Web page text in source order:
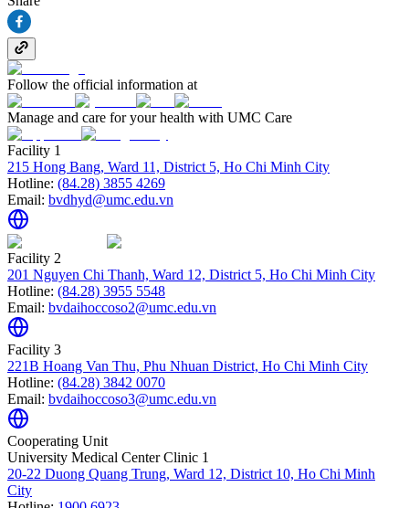
Follow the official information at
Manage and care for your health with UMC Care
Facility 1
215 Hong Bang, Ward 11, District 5, Ho Chi Minh City
Hotline: (84.28) 3855 4269
Email: bvdhyd@umc.edu.vn
Facility 2
201 Nguyen Chi Thanh, Ward 12, District 5, Ho Chi Minh City
Hotline: (84.28) 3955 5548
Email: bvdaihoccoso2@umc.edu.vn
Facility 3
221B Hoang Van Thu, Phu Nhuan District, Ho Chi Minh City
Hotline: (84.28) 3842 0070
Email: bvdaihoccoso3@umc.edu.vn
Cooperating Unit
University Medical Center Clinic 1
20-22 Duong Quang Trung, Ward 12, District 10, Ho Chi Minh
City